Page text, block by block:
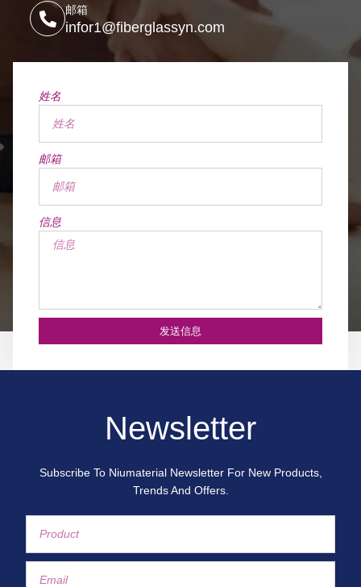
邮箱
infor1@fiberglassyn.com
姓名
邮箱
信息
发送信息
Newsletter
Subscribe To Niumaterial Newsletter For New Products,
Trends And Offers.